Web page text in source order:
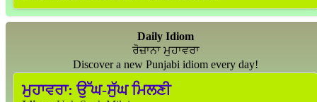
Daily Idiom
ਰੋਜ਼ਾਨਾ ਮੁਹਾਵਰਾ
Discover a new Punjabi idiom every day!
ਮੁਹਾਵਰਾ: ਉੱਘ-ਸੁੱਘ ਮਿਲਣੀ